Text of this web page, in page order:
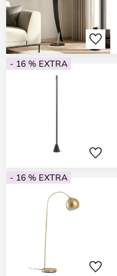
- 16 % EXTRA
- 16 % EXTRA